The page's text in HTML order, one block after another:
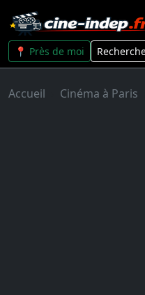
📍 Près de moi
Accueil Cinéma à Paris